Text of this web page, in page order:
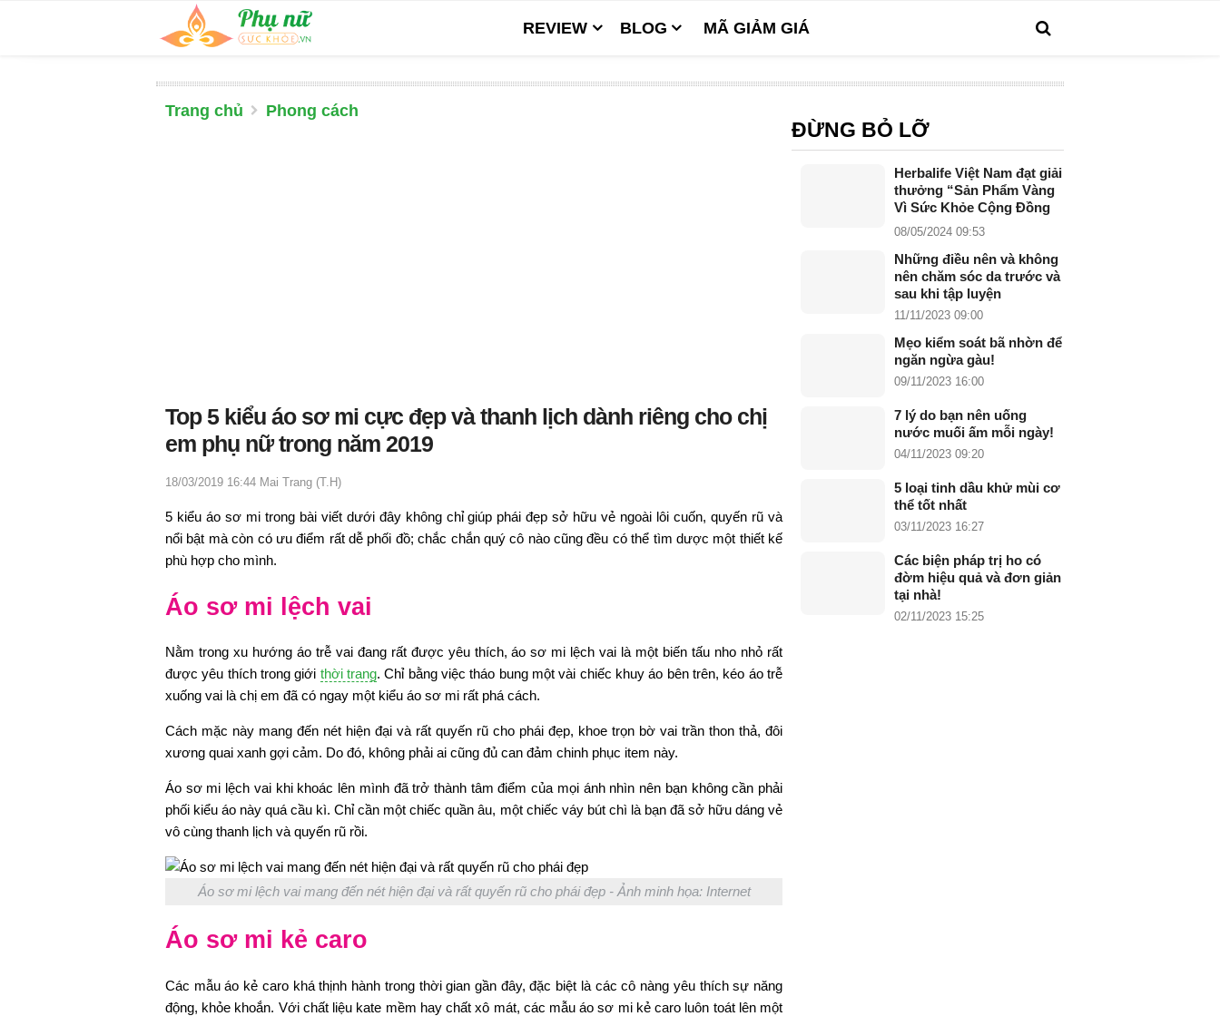
REVIEW BLOG MÃ GIẢM GIÁ
Trang chủ Phong cách
Top 5 kiểu áo sơ mi cực đẹp và thanh lịch dành riêng cho chị
em phụ nữ trong năm 2019
18/03/2019 16:44 Mai Trang (T.H)
5 kiểu áo sơ mi trong bài viết dưới đây không chỉ giúp phái đẹp sở hữu vẻ ngoài lôi cuốn, quyến rũ và
nổi bật mà còn có ưu điểm rất dễ phối đồ; chắc chắn quý cô nào cũng đều có thể tìm dược một thiết kế
phù hợp cho mình.
Áo sơ mi lệch vai
Nằm trong xu hướng áo trễ vai đang rất được yêu thích, áo sơ mi lệch vai là một biến tấu nho nhỏ rất
được yêu thích trong giới thời trang. Chỉ bằng việc tháo bung một vài chiếc khuy áo bên trên, kéo áo trễ
xuống vai là chị em đã có ngay một kiểu áo sơ mi rất phá cách.
Cách mặc này mang đến nét hiện đại và rất quyến rũ cho phái đẹp, khoe trọn bờ vai trần thon thả, đôi
xương quai xanh gợi cảm. Do đó, không phải ai cũng đủ can đảm chinh phục item này.
Áo sơ mi lệch vai khi khoác lên mình đã trở thành tâm điểm của mọi ánh nhìn nên bạn không cần phải
phối kiểu áo này quá cầu kì. Chỉ cần một chiếc quần âu, một chiếc váy bút chì là bạn đã sở hữu dáng vẻ
vô cùng thanh lịch và quyến rũ rồi.
Áo sơ mi lệch vai mang đến nét hiện đại và rất quyến rũ cho phái đẹp - Ảnh minh họa: Internet
Áo sơ mi kẻ caro
Các mẫu áo kẻ caro khá thịnh hành trong thời gian gần đây, đặc biệt là các cô nàng yêu thích sự năng
động, khỏe khoắn. Với chất liệu kate mềm hay chất xô mát, các mẫu áo sơ mi kẻ caro luôn toát lên một
ĐỪNG BỎ LỠ
Herbalife Việt Nam đạt giải
thưởng “Sản Phẩm Vàng
Vì Sức Khỏe Cộng Đồng
năm 2024”
08/05/2024 09:53
Những điều nên và không
nên chăm sóc da trước và
sau khi tập luyện
11/11/2023 09:00
Mẹo kiểm soát bã nhờn để
ngăn ngừa gàu!
09/11/2023 16:00
7 lý do bạn nên uống
nước muối ấm mỗi ngày!
04/11/2023 09:20
5 loại tinh dầu khử mùi cơ
thể tốt nhất
03/11/2023 16:27
Các biện pháp trị ho có
đờm hiệu quả và đơn giản
tại nhà!
02/11/2023 15:25